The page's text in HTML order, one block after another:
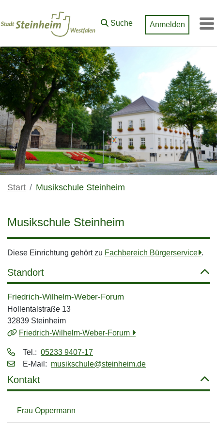
Suche
Anmelden
Start Musikschule Steinheim
Musikschule Steinheim
Diese Einrichtung gehört zu Fachbereich Bürgerservice .
Standort
Friedrich-Wilhelm-Weber-Forum
Hollentalstraße 13
32839 Steinheim
Friedrich-Wilhelm-Weber-Forum
Tel.: 05233 9407-17
E‑Mail: musikschule@steinheim.de
Kontakt
Frau Oppermann